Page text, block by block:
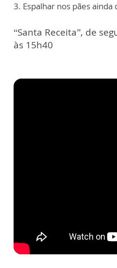
3. Espalhar nos pães ainda
“Santa Receita”, de
às 15h40